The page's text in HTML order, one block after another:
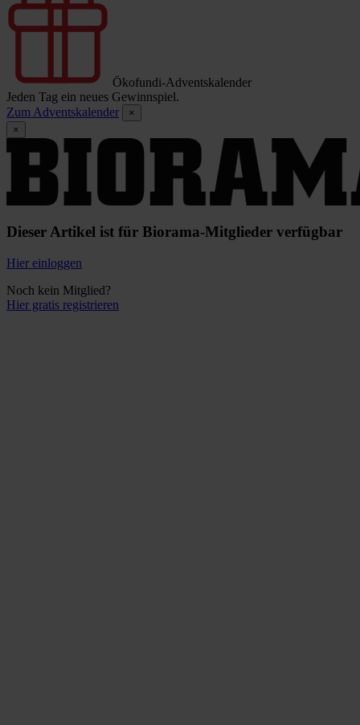
Ökofundi-Adventskalender
Jeden Tag ein neues Gewinnspiel.
Zum Adventskalender
×
×
Dieser Artikel ist für Biorama-Mitglieder verfügbar
Hier einloggen
Noch kein Mitglied?
Hier gratis registrieren